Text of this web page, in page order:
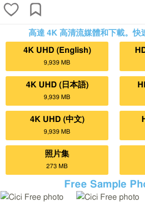
高達 4K 高清流媒體和下載。快
4K UHD (English)
9,939 MB
4K UHD (日本語)
9,939 MB
4K UHD (中文)
9,939 MB
照片集
273 MB
Free Sample